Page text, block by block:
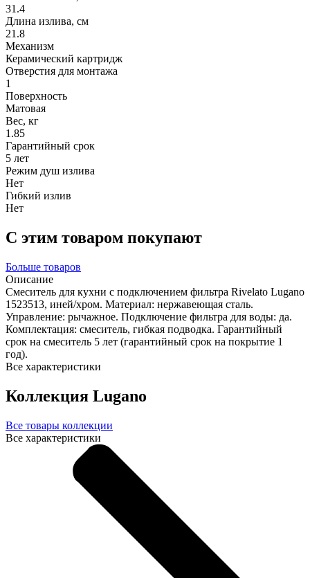
31.4
Длина излива, см
21.8
Механизм
Керамический картридж
Отверстия для монтажа
1
Поверхность
Матовая
Вес, кг
1.85
Гарантийный срок
5 лет
Режим душ излива
Нет
Гибкий излив
Нет
С этим товаром покупают
Больше товаров
Описание
Смеситель для кухни с подключением фильтра Rivelato Lugano
1523513, иней/хром. Материал: нержавеющая сталь.
Управление: рычажное. Подключение фильтра для воды: да.
Комплектация: смеситель, гибкая подводка. Гарантийный
срок на смеситель 5 лет (гарантийный срок на покрытие 1
год).
Все характеристики
Коллекция Lugano
Все товары коллекции
Все характеристики